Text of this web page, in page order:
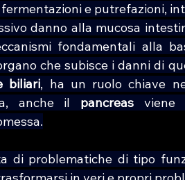
e putrefazioni,
danno alla mucosa
fondamentali alla
che subisce i danni di
biliari, ha un ruolo chiave
anche il pancreas viene
di problematiche di tipo